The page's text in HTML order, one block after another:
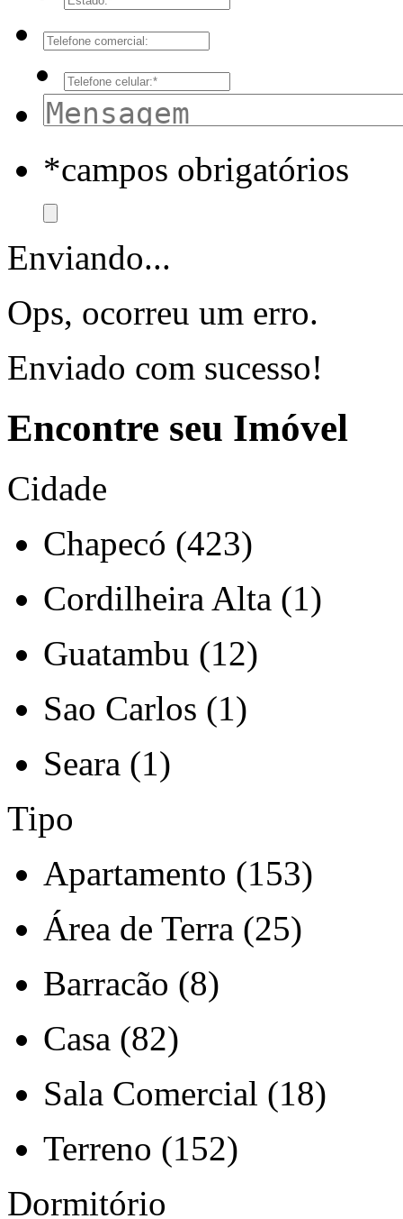
*campos obrigatórios
Enviando...
Ops, ocorreu um erro.
Enviado com sucesso!
Encontre seu Imóvel
Cidade
Chapecó (423)
Cordilheira Alta (1)
Guatambu (12)
Sao Carlos (1)
Seara (1)
Tipo
Apartamento (153)
Área de Terra (25)
Barracão (8)
Casa (82)
Sala Comercial (18)
Terreno (152)
Dormitório